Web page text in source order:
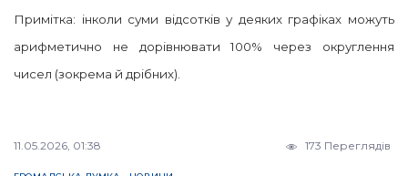
Примітка: інколи суми відсотків у деяких графіках можуть
арифметично не дорівнювати 100% через округлення
чисел (зокрема й дрібних).
11.05.2026, 01:38 173 Переглядів